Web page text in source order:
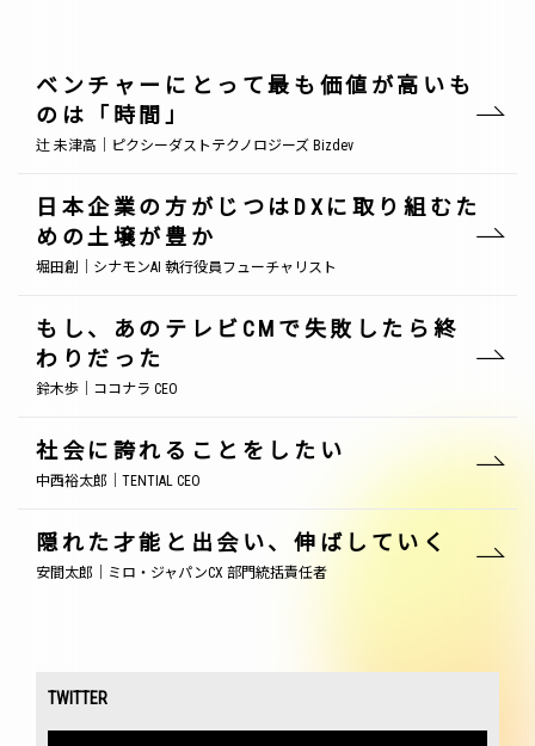
ベンチャーにとって最も価値が高いも
のは「時間」
辻 未津高｜ピクシーダストテクノロジーズ Bizdev
日本企業の方がじつはDXに取り組むた
めの土壌が豊か
堀田創｜シナモンAI 執行役員フューチャリスト
もし、あのテレビCMで失敗したら終
わりだった
鈴木歩｜ココナラ CEO
社会に誇れることをしたい
中西裕太郎｜TENTIAL CEO
隠れた才能と出会い、伸ばしていく
安間太郎｜ミロ・ジャパンCX 部門統括責任者
TWITTER